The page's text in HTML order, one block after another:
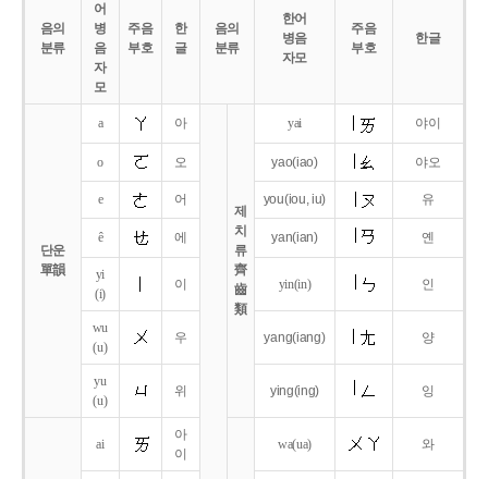
음의
분류
어
병
음
자
모
주음
부호
한
글
음의
분류
한어
병음
자모
주음
부호
한글
단운
單韻
a 아
제
치
류
齊
齒
類
yai 야이
o 오 yao(iao) 야오
e 어 you(iou,iu) 유
ê 에 yan(ian) 옌
yi
(i)
이 yin(in) 인
wu
(u)
우 yang(iang) 양
yu
(u)
위 ying(ing) 잉
ai
아
이
wa(ua) 와